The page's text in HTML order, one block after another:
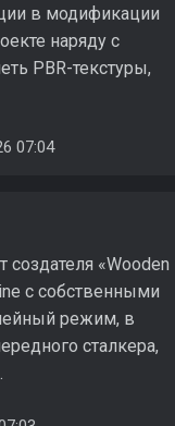
в модификации
наряду с
PBR-текстуры,
07:04
создателя «Wooden
с собственными
режим, в
сталкера,